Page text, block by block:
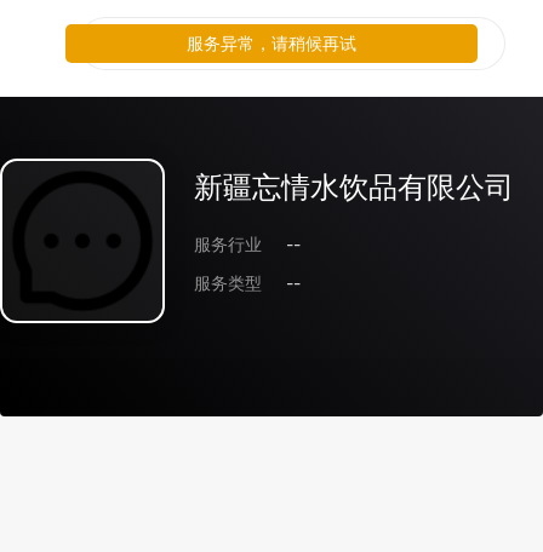
新疆忘情水饮品有限公司
服务行业
--
服务类型
--
服务异常，请稍候再试